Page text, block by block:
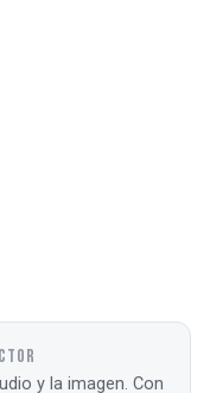
y la imagen. Con